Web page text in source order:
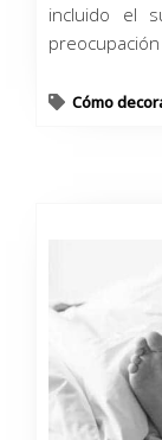
incluido el
Cómo